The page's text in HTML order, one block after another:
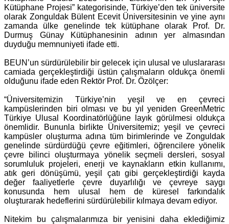
Kütüphane Projesi” kategorisinde, Türkiye’den tek üniversite
olarak Zonguldak Bülent Ecevit Üniversitesinin ve yine aynı
zamanda ülke genelinde tek kütüphane olarak Prof. Dr.
Durmuş Günay Kütüphanesinin adının yer almasından
duyduğu memnuniyeti ifade etti.
BEUN’un sürdürülebilir bir gelecek için ulusal ve uluslararası
camiada gerçekleştirdiği üstün çalışmaların oldukça önemli
olduğunu ifade eden Rektör Prof. Dr. Özölçer:
“Üniversitemizin Türkiye’nin yeşil ve en çevreci
kampüslerinden biri olması ve bu yıl yeniden GreenMetric
Türkiye Ulusal Koordinatörlüğüne layık görülmesi oldukça
önemlidir. Bununla birlikte Üniversitemiz; yeşil ve çevreci
kampüsler oluşturma adına tüm birimlerinde ve Zonguldak
genelinde sürdürdüğü çevre eğitimleri, öğrencilere yönelik
çevre bilinci oluşturmaya yönelik seçmeli dersleri, sosyal
sorumluluk projeleri, enerji ve kaynakların etkin kullanımı,
atık geri dönüşümü, yeşil çatı gibi gerçekleştirdiği kayda
değer faaliyetlerle çevre duyarlılığı ve çevreye saygı
konusunda hem ulusal hem de küresel farkındalık
oluşturarak hedeflerini sürdürülebilir kılmaya devam ediyor.
Nitekim bu çalışmalarımıza bir yenisini daha eklediğimiz